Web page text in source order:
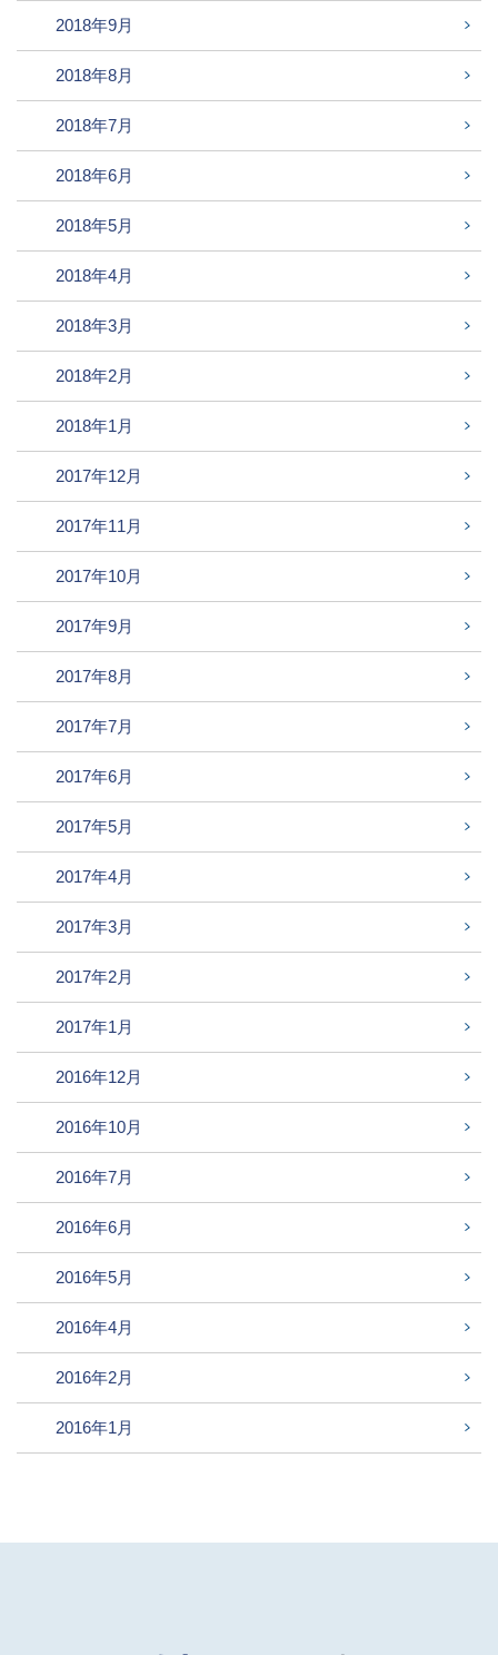
2018年9月
2018年8月
2018年7月
2018年6月
2018年5月
2018年4月
2018年3月
2018年2月
2018年1月
2017年12月
2017年11月
2017年10月
2017年9月
2017年8月
2017年7月
2017年6月
2017年5月
2017年4月
2017年3月
2017年2月
2017年1月
2016年12月
2016年10月
2016年7月
2016年6月
2016年5月
2016年4月
2016年2月
2016年1月